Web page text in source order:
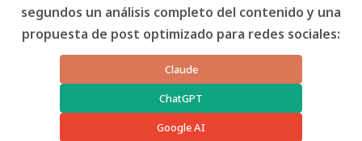
segundos un análisis completo del contenido y una
propuesta de post optimizado para redes sociales:
Claude
ChatGPT
Google AI